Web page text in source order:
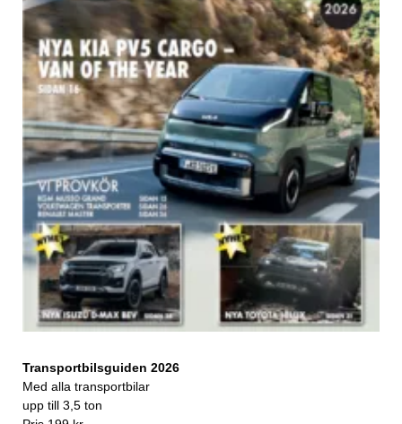
Transportbilsguiden 2026
Med alla transportbilar
upp till 3,5 ton